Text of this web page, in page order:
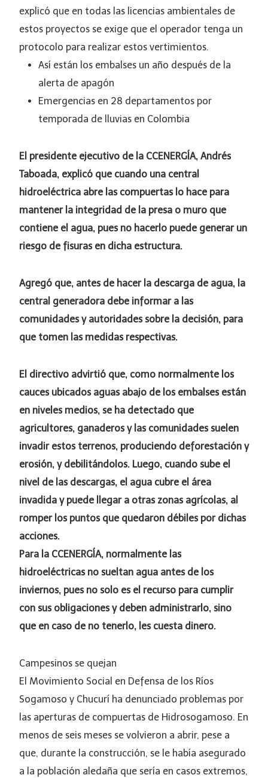
explicó que en todas las licencias ambientales de
estos proyectos se exige que el operador tenga un
protocolo para realizar estos vertimientos.
Así están los embalses un año después de la
alerta de apagón
Emergencias en 28 departamentos por
temporada de lluvias en Colombia
El presidente ejecutivo de la CCENERGÍA, Andrés
Taboada, explicó que cuando una central
hidroeléctrica abre las compuertas lo hace para
mantener la integridad de la presa o muro que
contiene el agua, pues no hacerlo puede generar un
riesgo de fisuras en dicha estructura.
Agregó que, antes de hacer la descarga de agua, la
central generadora debe informar a las
comunidades y autoridades sobre la decisión, para
que tomen las medidas respectivas.
El directivo advirtió que, como normalmente los
cauces ubicados aguas abajo de los embalses están
en niveles medios, se ha detectado que
agricultores, ganaderos y las comunidades suelen
invadir estos terrenos, produciendo deforestación y
erosión, y debilitándolos. Luego, cuando sube el
nivel de las descargas, el agua cubre el área
invadida y puede llegar a otras zonas agrícolas, al
romper los puntos que quedaron débiles por dichas
acciones.
Para la CCENERGÍA, normalmente las
hidroeléctricas no sueltan agua antes de los
inviernos, pues no solo es el recurso para cumplir
con sus obligaciones y deben administrarlo, sino
que en caso de no tenerlo, les cuesta dinero.
Campesinos se quejan
El Movimiento Social en Defensa de los Ríos
Sogamoso y Chucurí ha denunciado problemas por
las aperturas de compuertas de Hidrosogamoso. En
menos de seis meses se volvieron a abrir, pese a
que, durante la construcción, se le había asegurado
a la población aledaña que sería en casos extremos,